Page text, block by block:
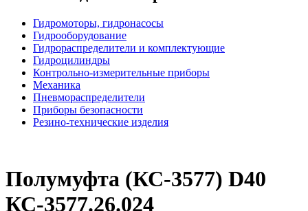
Гидромоторы, гидронасосы
Гидрооборудование
Гидрораспределители и комплектующие
Гидроцилиндры
Контрольно-измерительные приборы
Механика
Пневмораспределители
Приборы безопасности
Резино-технические изделия
Полумуфта (КС-3577) D40
КС-3577.26.024